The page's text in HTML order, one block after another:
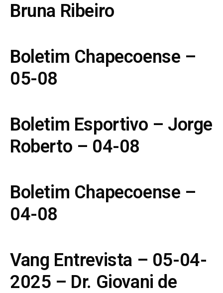
Bruna Ribeiro
Boletim Chapecoense –
05-08
Boletim Esportivo – Jorge
Roberto – 04-08
Boletim Chapecoense –
04-08
Vang Entrevista – 05-04-
2025 – Dr. Giovani de